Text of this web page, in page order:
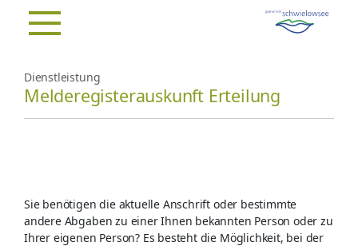
Dienstleistung
Melderegisterauskunft Erteilung
Sie benötigen die aktuelle Anschrift oder bestimmte
andere Abgaben zu einer Ihnen bekannten Person oder zu
Ihrer eigenen Person? Es besteht die Möglichkeit, bei der